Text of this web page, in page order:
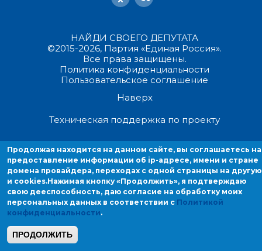
НАЙДИ СВОЕГО ДЕПУТАТА
©2015-2026, Партия «Единая Россия».
Все права защищены.
Политика конфиденциальности
Пользовательское соглашение
Наверх
Техническая поддержка по проекту
Продолжая находиться на данном сайте, вы соглашаетесь на
предоставление информации об ip-адресе, имени и стране домена
провайдера, переходах с одной страницы на другую и cookies.
Продолжая находится на данном сайте, вы соглашаетесь на
предоставление информации об ip-адресе, имени и стране
домена провайдера, переходах с одной страницы на другую
и cookies.Нажимая кнопку «Продолжить», я подтверждаю
свою дееспособность, даю согласие на обработку моих
персональных данных в соответствии с Политикой
конфиденциальности.
ПРОДОЛЖИТЬ